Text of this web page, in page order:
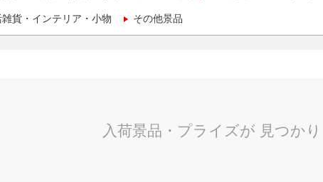
貨・インテリア・小物 その他景品